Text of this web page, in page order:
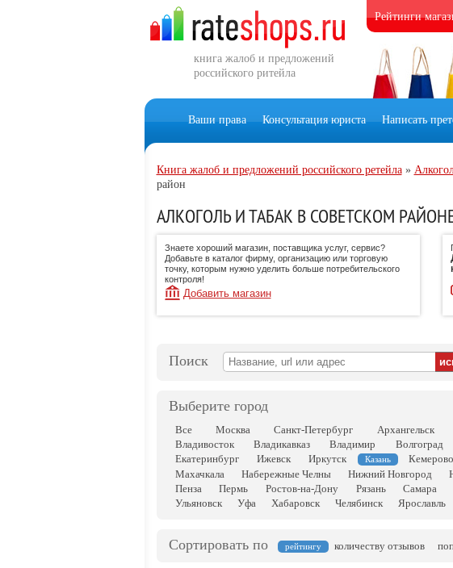
книга жалоб и предложений
российского ритейла
Рейтинги
Ваши права Консультация юриста Написать
Книга жалоб и предложений российского ретейла»
район
АЛКОГОЛЬ И ТАБАК В СОВЕТСКОМ
Знаете хороший магазин, поставщика услуг, сервис?
Добавьте в каталог фирму, организацию или торговую
точку, которым нужно уделить больше потребительского
контроля!
Добавить магазин
Поиск
Выберите город
Все Москва Санкт-Петербург Архангельск
Владивосток
Владикавказ Владимир Волгоград
Екатеринбург
Ижевск Иркутск Казань Кемерово
Махачкала
Набережные Челны Нижний Новгород
Пенза
Пермь Ростов-на-Дону Рязань Самара
Ульяновск
Уфа Хабаровск Челябинск Ярославль
Сортировать по рейтингу количеству отзывов